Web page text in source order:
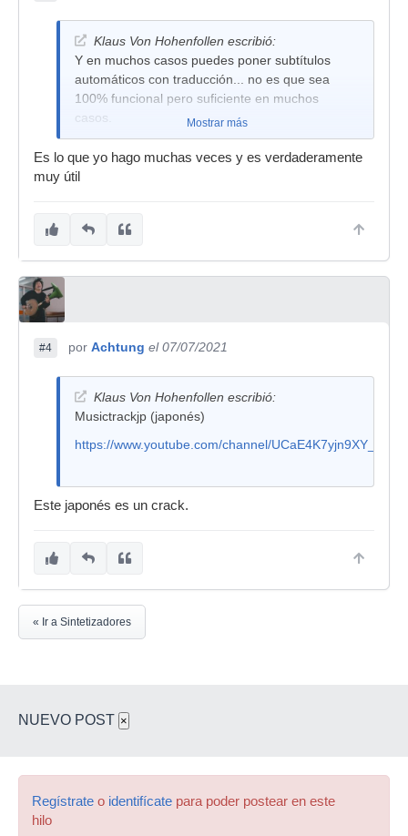
Klaus Von Hohenfollen escribió:
Y en muchos casos puedes poner subtítulos
automáticos con traducción... no es que sea
100% funcional pero suficiente en muchos
casos.
Mostrar más
Es lo que yo hago muchas veces y es verdaderamente
muy útil
#4 por Achtung el 07/07/2021
Klaus Von Hohenfollen escribió:
Musictrackjp (japonés)
https://www.youtube.com/channel/
Este japonés es un crack.
« Ir a Sintetizadores
NUEVO POST ×
Regístrate o identifícate para poder postear en este
hilo